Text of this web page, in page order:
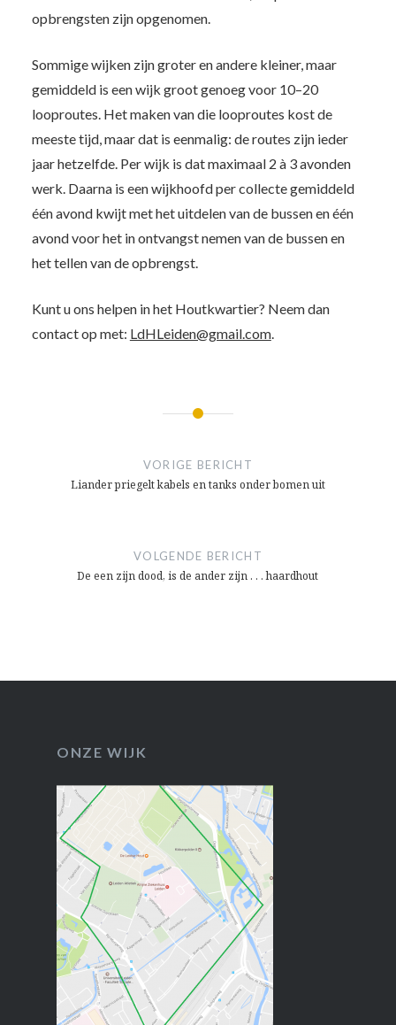
opbrengsten zijn opgenomen.
Sommige wijken zijn groter en andere kleiner, maar
gemiddeld is een wijk groot genoeg voor 10–20
looproutes. Het maken van die looproutes kost de
meeste tijd, maar dat is eenmalig: de routes zijn ieder
jaar hetzelfde. Per wijk is dat maximaal 2 à 3 avonden
werk. Daarna is een wijkhoofd per collecte gemiddeld
één avond kwijt met het uitdelen van de bussen en één
avond voor het in ontvangst nemen van de bussen en
het tellen van de opbrengst.
Kunt u ons helpen in het Houtkwartier? Neem dan
contact op met: LdHLeiden@gmail.com.
VORIGE BERICHT
Liander priegelt kabels en tanks onder bomen uit
VOLGENDE BERICHT
De een zijn dood, is de ander zijn . . . haardhout
ONZE WIJK